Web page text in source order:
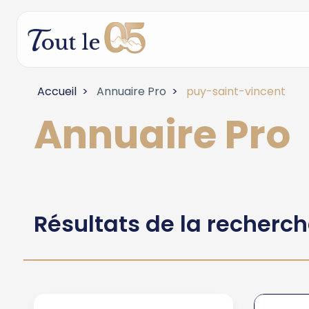
Accueil Annuaire Pro puy-saint-vincent
Annuaire Pro
Résultats de la